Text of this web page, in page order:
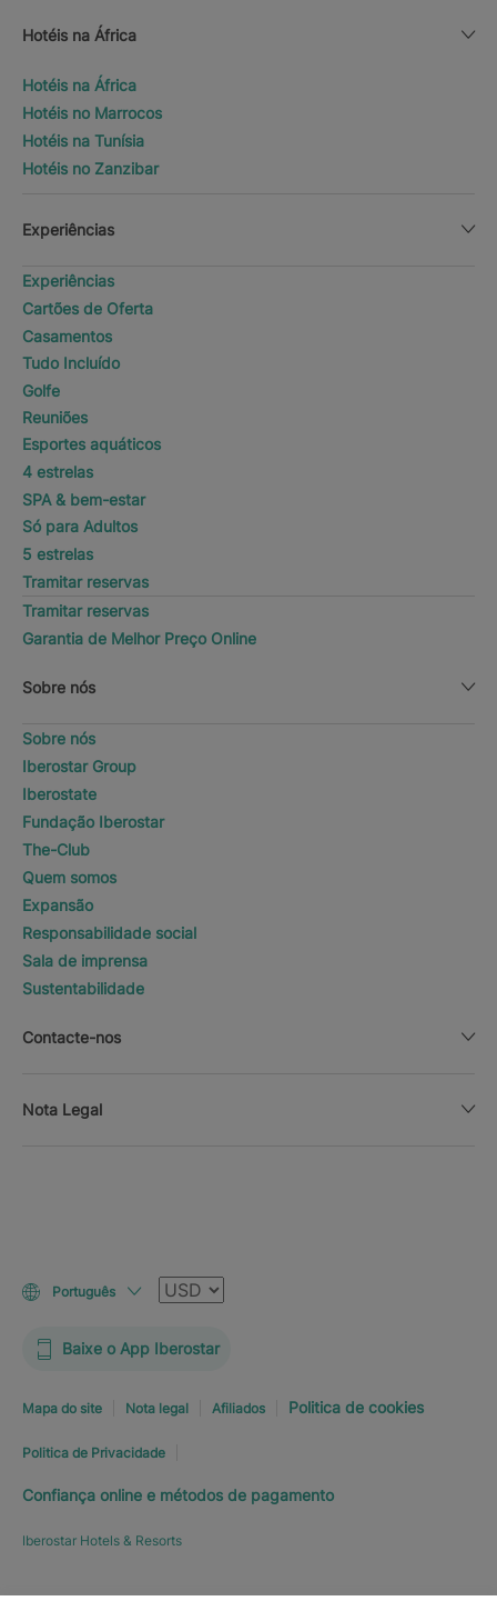
Hotéis na África
Hotéis na África
Hotéis no Marrocos
Hotéis na Tunísia
Hotéis no Zanzibar
Experiências
Experiências
Cartões de Oferta
Casamentos
Tudo Incluído
Golfe
Reuniões
Esportes aquáticos
4 estrelas
SPA & bem-estar
Só para Adultos
5 estrelas
Tramitar reservas
Tramitar reservas
Garantia de Melhor Preço Online
Sobre nós
Sobre nós
Iberostar Group
Iberostate
Fundação Iberostar
The-Club
Quem somos
Expansão
Responsabilidade social
Sala de imprensa
Sustentabilidade
Contacte-nos
Nota Legal
Português Moeda
Baixe o App Iberostar
Mapa do site Nota legal Afiliados Politica de cookies
Politica de Privacidade
Confiança online e métodos de pagamento
Iberostar Hotels & Resorts